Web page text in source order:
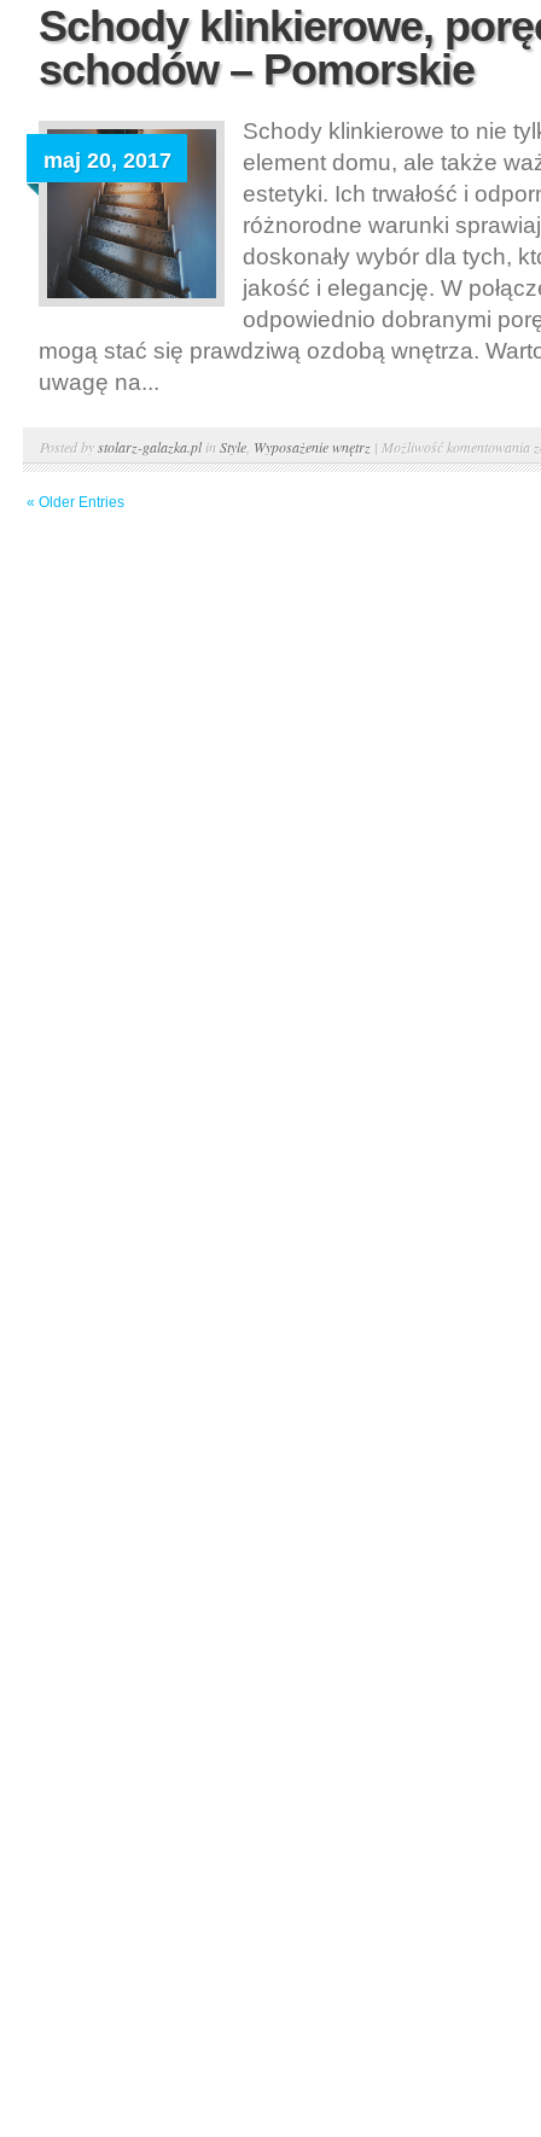
szafy
wymiar
–
Poznań
Schody klinkierowe,
schodów – Pomorskie
maj 20, 2017
Schody klinkierowe to nie
element domu, ale także
estetyki. Ich trwałość i
różnorodne warunki
doskonały wybór dla tych,
jakość i elegancję. W
odpowiednio dobranymi
mogą stać się prawdziwą ozdobą wnętrza.
uwagę na...
Posted bystolarz-galazka.plin Style Wyposażenie wnętrz | Możliwość komentowania
« Older Entries